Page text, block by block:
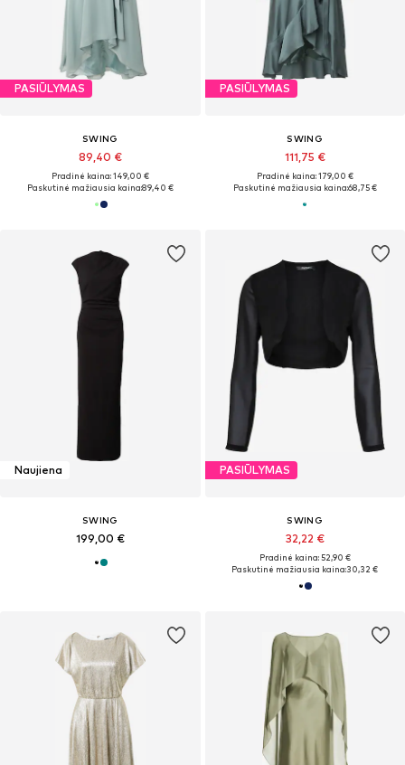
PASIŪLYMAS
SWING
89,40 €
Pradinė kaina: 149,00 €
Paskutinė mažiausia kaina:89,40 €
PASIŪLYMAS
SWING
111,75 €
Pradinė kaina: 179,00 €
Paskutinė mažiausia kaina:68,75 €
Naujiena
SWING
199,00 €
PASIŪLYMAS
SWING
32,22 €
Pradinė kaina: 52,90 €
Paskutinė mažiausia kaina:30,32 €